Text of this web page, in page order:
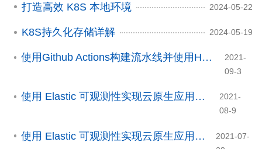
打造高效 K8S 本地环境 2024-05-22
K8S持久化存储详解 2024-05-19
使用Github Actions构建流水线并使用Helm部署制品到K8S
2021-
09-3
使用 Elastic 可观测性实现云原生应用监控(4/4)
2021-
08-9
使用 Elastic 可观测性实现云原生应用监控(3/4)
2021-07-